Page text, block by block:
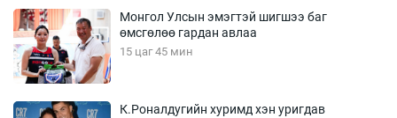
Монгол Улсын эмэгтэй шигшээ баг
өмсгөлөө гардан авлаа
15 цаг 45 мин
К.Роналдугийн хуримд хэн уригдав